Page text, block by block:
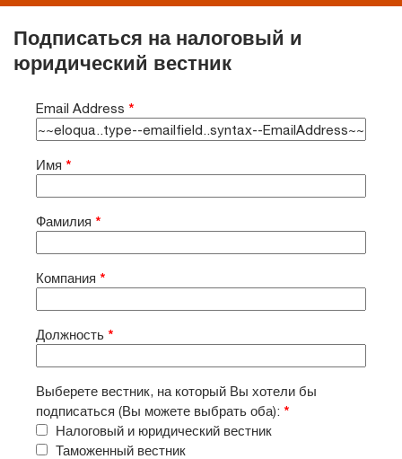
Подписаться на налоговый и
юридический вестник
Email Address *
Имя *
Фамилия *
Компания *
Должность *
Выберете вестник, на который Вы хотели бы
подписаться (Вы можете выбрать оба): *
Налоговый и юридический вестник
Таможенный вестник